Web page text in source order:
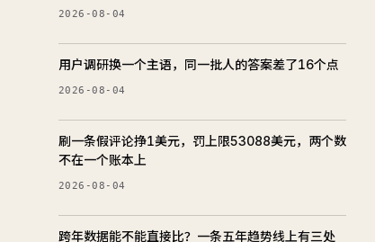
2026-08-04
用户调研换一个主语，同一批人的答案差了16个点
2026-08-04
刷一条假评论挣1美元，罚上限53088美元，两个数
不在一个账本上
2026-08-04
跨年数据能不能直接比？一条五年趋势线上有三处